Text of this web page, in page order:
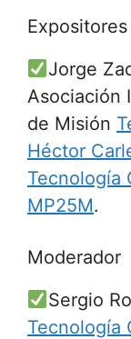
Expositores
Jorge
Asociación
de Misión
Héctor
Tecnología
MP25M.
Moderador
Sergio
Tecnología